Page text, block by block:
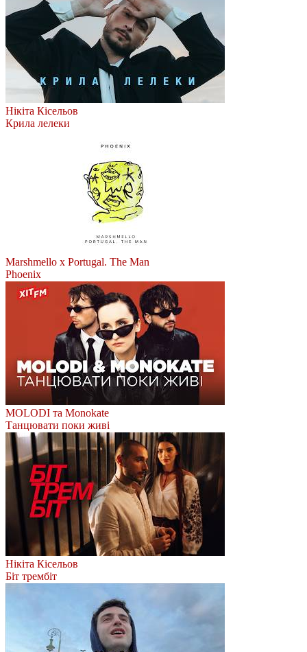
Нікіта Кісельов
Крила лелеки
Marshmello x Portugal. The Man
Phoenix
MOLODI та Monokate
Танцювати поки живі
Нікіта Кісельов
Біт трембіт